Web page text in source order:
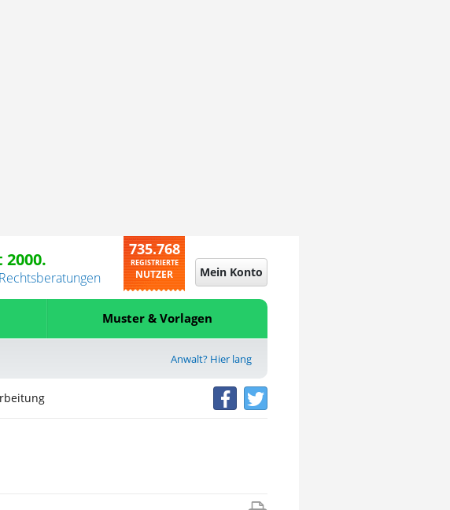
Rechtsberatungen
735.768
REGISTRIERTE
NUTZER Mein Konto
Muster & Vorlagen
Anwalt? Hier lang